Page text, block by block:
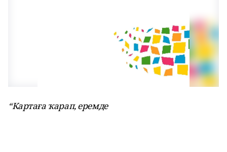
“Картаға ҡарап, еремде